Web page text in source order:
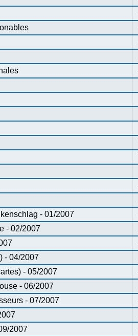
- 01/2007
- 02/2007
- 04/2007
- 05/2007
- 06/2007
- 07/2007
2007